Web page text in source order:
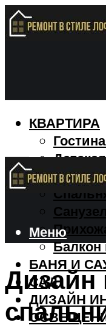
КВАРТИРА
Детская
Кухня
Санузел
БАНЯ И
САД
ДИЗАЙН
Меню
Дизайн